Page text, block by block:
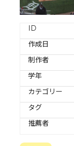
ID
作成日
制作者
学年
カテゴリー
タグ
推薦者